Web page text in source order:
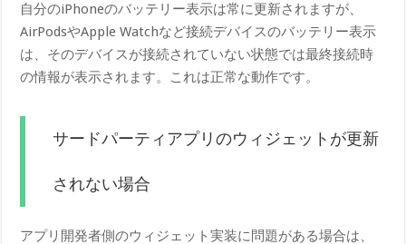
自分のiPhoneのバッテリー表示は常に更新されますが、
AirPodsやApple Watchなど接続デバイスのバッテリー表示
は、そのデバイスが接続されていない状態では最終接続時
の情報が表示されます。これは正常な動作です。
サードパーティアプリのウィジェットが更新
されない場合
アプリ開発者側のウィジェット実装に問題がある場合は、